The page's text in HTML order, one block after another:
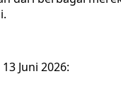
Juni 2026: